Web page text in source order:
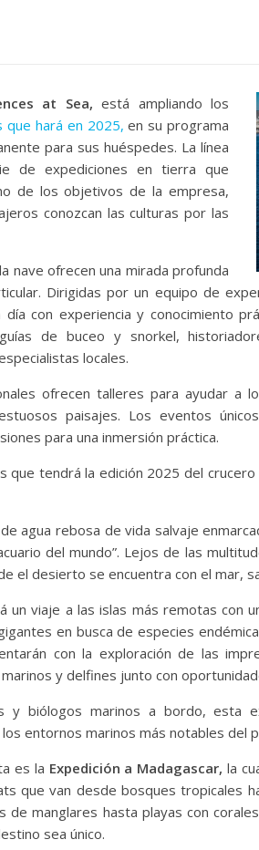
at Sea, está ampliando los
que hará en 2025, en su programa
para sus huéspedes. La línea
de expediciones en tierra que
de los objetivos de la empresa,
conozcan las culturas por las
nave ofrecen una mirada profunda
Dirigidas por un equipo de
con experiencia y conocimiento
de buceo y snorkel,
locales.
ofrecen talleres para ayudar a
paisajes. Los eventos
para una inmersión práctica.
que tendrá la edición 2025 del
agua rebosa de vida salvaje
del mundo”. Lejos de las
el desierto se encuentra con el mar,
un viaje a las islas más remotas con
en busca de especies
con la exploración de las
y delfines junto con
y biólogos marinos a bordo, esta
entornos marinos más notables del
es la Expedición a Madagascar, la
que van desde bosques tropicales
de manglares hasta playas con
sea único.